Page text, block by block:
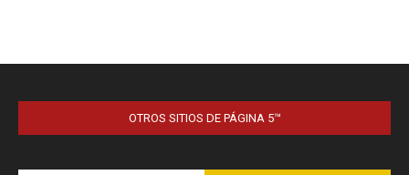
OTROS SITIOS DE PÁGINA 5™